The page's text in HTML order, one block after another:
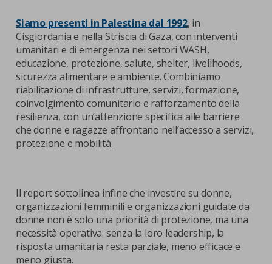
Siamo presenti in Palestina dal 1992, in
Cisgiordania e nella Striscia di Gaza, con interventi
umanitari e di emergenza nei settori WASH,
educazione, protezione, salute, shelter, livelihoods,
sicurezza alimentare e ambiente. Combiniamo
riabilitazione di infrastrutture, servizi, formazione,
coinvolgimento comunitario e rafforzamento della
resilienza, con un’attenzione specifica alle barriere
che donne e ragazze affrontano nell’accesso a servizi,
protezione e mobilità.
Il report sottolinea infine che investire su donne,
organizzazioni femminili e organizzazioni guidate da
donne non è solo una priorità di protezione, ma una
necessità operativa: senza la loro leadership, la
risposta umanitaria resta parziale, meno efficace e
meno giusta.